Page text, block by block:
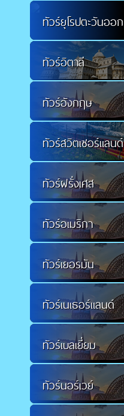
ทัวร์ยุโรปตะวันออก
ทัวร์อิตาลี
ทัวร์อังกฤษ
ทัวร์สวิตเซอร์แลนด์
ทัวร์ฝรั่งเศส
ทัวร์อเมริกา
ทัวร์เยอรมัน
ทัวร์เนเธอร์แลนด์
ทัวร์เบลเยี่ยม
ทัวร์นอร์เวย์